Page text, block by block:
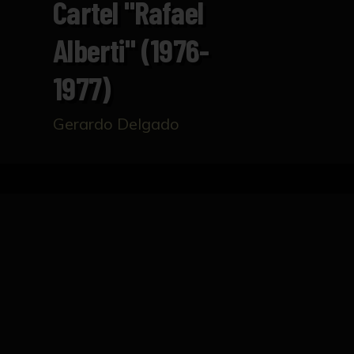
Cartel "Rafael
Alberti" (1976-
1977)
Gerardo Delgado